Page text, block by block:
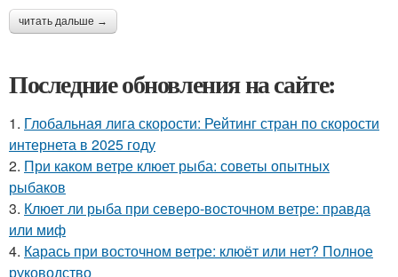
читать дальше →
Последние обновления на сайте:
1. Глобальная лига скорости: Рейтинг стран по скорости
интернета в 2025 году
2. При каком ветре клюет рыба: советы опытных
рыбаков
3. Клюет ли рыба при северо-восточном ветре: правда
или миф
4. Карась при восточном ветре: клюёт или нет? Полное
руководство